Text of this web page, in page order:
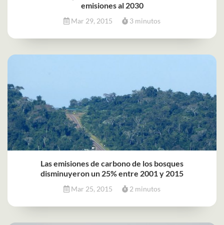
emisiones al 2030
Mar 29, 2015 3 minutos
Las emisiones de carbono de los bosques
disminuyeron un 25% entre 2001 y 2015
Mar 25, 2015 2 minutos